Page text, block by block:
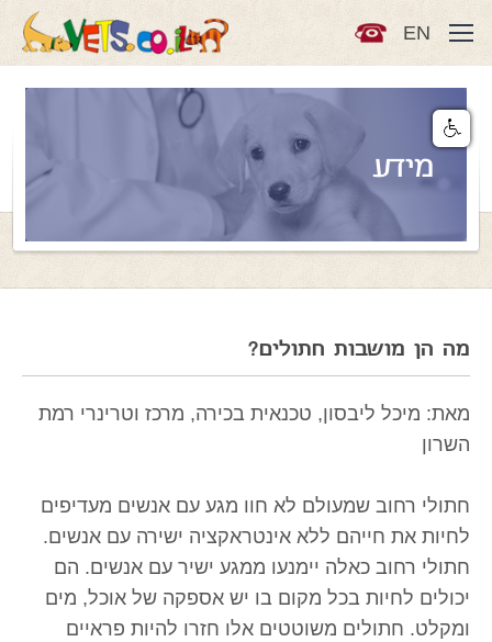
EN
מידע
מה הן מושבות חתולים?
מאת: מיכל ליבסון, טכנאית בכירה, מרכז וטרינרי רמת
השרון
חתולי רחוב שמעולם לא חוו מגע עם אנשים מעדיפים
לחיות את חייהם ללא אינטראקציה ישירה עם אנשים.
חתולי רחוב כאלה יימנעו ממגע ישיר עם אנשים. הם
יכולים לחיות בכל מקום בו יש אספקה של אוכל, מים
ומקלט. חתולים משוטטים אלו חזרו להיות פראיים